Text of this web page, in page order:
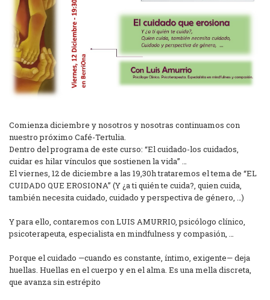
Comienza diciembre y nosotros y nosotras continuamos con
nuestro próximo Café-Tertulia.
Dentro del programa de este curso: “El cuidado-los cuidados,
cuidar es hilar vínculos que sostienen la vida” …
El viernes, 12 de diciembre a las 19,30h trataremos el tema de “EL
CUIDADO QUE EROSIONA” (Y ¿a ti quién te cuida?, quien cuida,
también necesita cuidado, cuidado y perspectiva de género, …)
Y para ello, contaremos con LUIS AMURRIO, psicólogo clínico,
psicoterapeuta, especialista en mindfulness y compasión, …
Porque el cuidado —cuando es constante, íntimo, exigente— deja
huellas. Huellas en el cuerpo y en el alma. Es una mella discreta,
que avanza sin estrépito